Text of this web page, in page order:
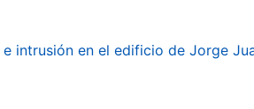
intrusión en el edificio de Jorge